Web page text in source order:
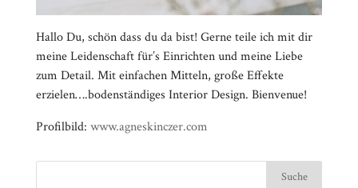
Hallo Du, schön dass du da bist! Gerne teile ich mit dir
meine Leidenschaft für’s Einrichten und meine Liebe
zum Detail. Mit einfachen Mitteln, große Effekte
erzielen….bodenständiges Interior Design. Bienvenue!
Profilbild: www.agneskinczer.com